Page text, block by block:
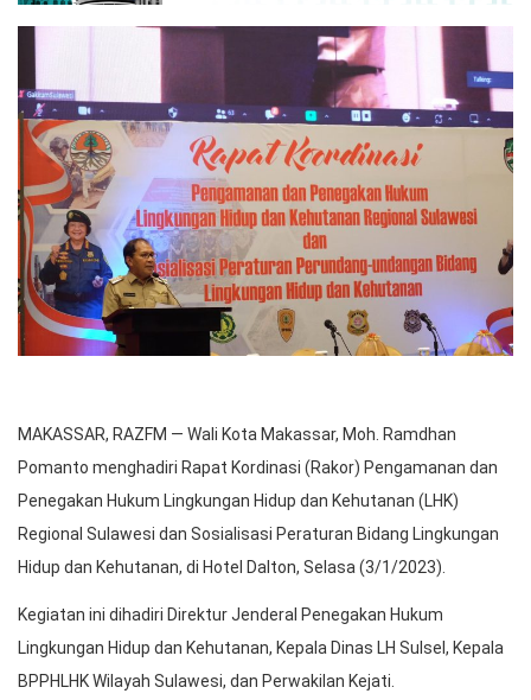
MAKASSAR, RAZFM — Wali Kota Makassar, Moh. Ramdhan
Pomanto menghadiri Rapat Kordinasi (Rakor) Pengamanan dan
Penegakan Hukum Lingkungan Hidup dan Kehutanan (LHK)
Regional Sulawesi dan Sosialisasi Peraturan Bidang Lingkungan
Hidup dan Kehutanan, di Hotel Dalton, Selasa (3/1/2023).
Kegiatan ini dihadiri Direktur Jenderal Penegakan Hukum
Lingkungan Hidup dan Kehutanan, Kepala Dinas LH Sulsel, Kepala
BPPHLHK Wilayah Sulawesi, dan Perwakilan Kejati.